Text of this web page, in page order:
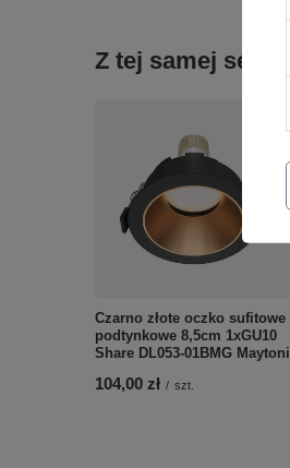
Z tej samej serii:
Czarno złote oczko sufitowe
podtynkowe 8,5cm 1xGU10
Share DL053-01BMG Maytoni
104,00 zł / szt.